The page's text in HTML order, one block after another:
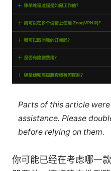
Parts of this article
assistance. Please
before relying on them.
你可能已经在考虑哪一